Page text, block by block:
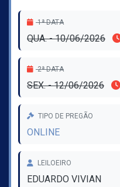
1ª DATA
QUA. - 10/06/2026
2ª DATA
SEX. - 12/06/2026
TIPO DE PREGÃO
ONLINE
LEILOEIRO
EDUARDO VIVIAN